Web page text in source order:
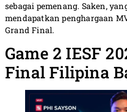
sebagai pemenang. Saken,
mendapatkan penghargaan
Grand Final.
Game 2 IESF
Final Filipina